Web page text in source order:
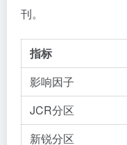
刊。
指标
影响因子
JCR分区
新锐分区